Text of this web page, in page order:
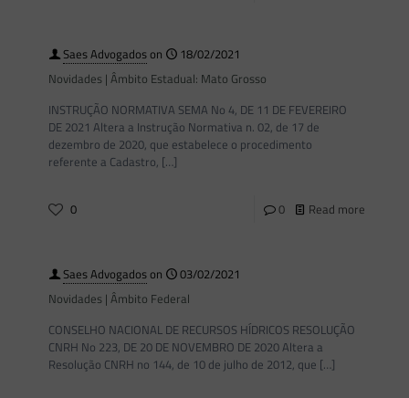
Saes Advogadoson
18/02/2021
Novidades | Âmbito Estadual: Mato Grosso
INSTRUÇÃO NORMATIVA SEMA No 4, DE 11 DE FEVEREIRO
DE 2021 Altera a Instrução Normativa n. 02, de 17 de
dezembro de 2020, que estabelece o procedimento
referente a Cadastro, […]
0 0 Read more
Saes Advogadoson
03/02/2021
Novidades | Âmbito Federal
CONSELHO NACIONAL DE RECURSOS HÍDRICOS RESOLUÇÃO
CNRH No 223, DE 20 DE NOVEMBRO DE 2020 Altera a
Resolução CNRH no 144, de 10 de julho de 2012, que […]